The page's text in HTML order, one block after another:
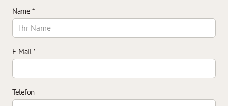
Name *
E-Mail*
Telefon